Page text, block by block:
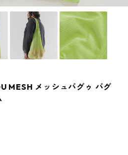
MESH メッシュバグゥ バグ